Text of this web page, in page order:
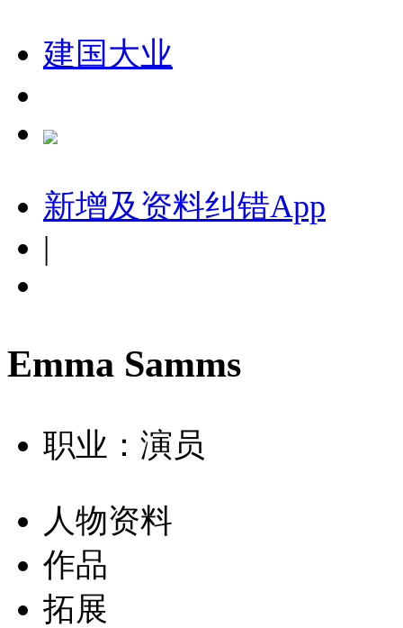
建国大业
新增及资料纠错App
|
Emma Samms
职业：演员
人物资料
作品
拓展